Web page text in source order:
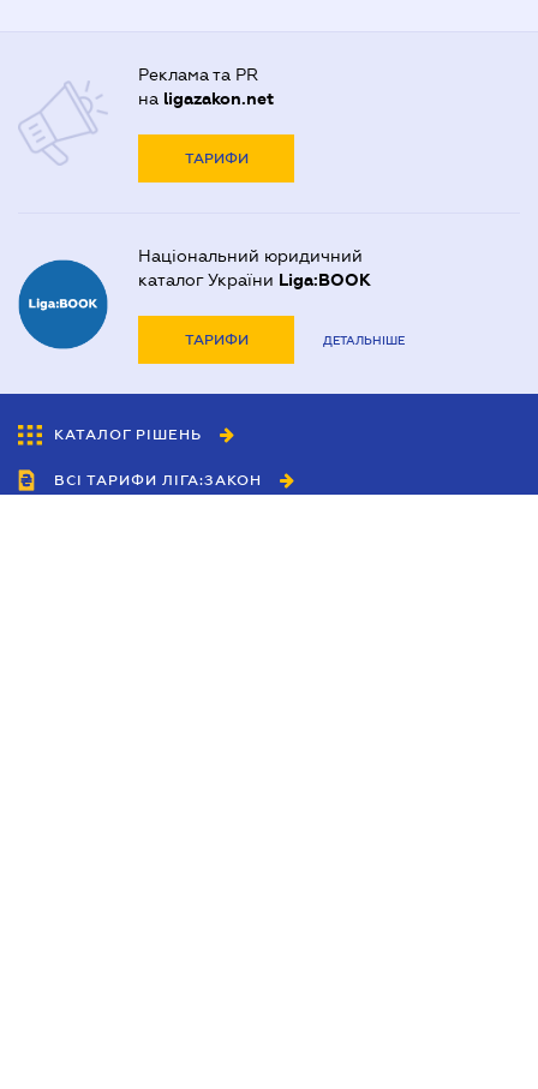
Реклама та PR
на ligazakon.net
ТАРИФИ
Національний юридичний
каталог України Liga:BOOK
ТАРИФИ ДЕТАЛЬНІШЕ
КАТАЛОГ РІШЕНЬ
ВСІ ТАРИФИ ЛІГА:ЗАКОН